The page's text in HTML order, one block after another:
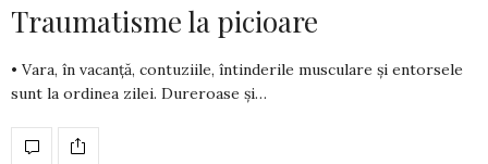
Traumatisme la picioare
• Vara, în vacanță, contuziile, întinderile musculare și entorsele
sunt la ordinea zilei. Dureroase și…